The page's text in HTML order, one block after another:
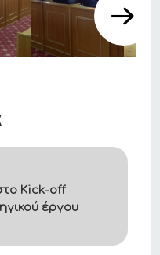
Kick-off
έργου